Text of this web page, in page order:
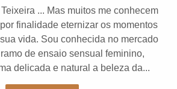
... Mas muitos me conhecem
finalidade eternizar os momentos
vida. Sou conhecida no mercado
de ensaio sensual feminino,
delicada e natural a beleza da...